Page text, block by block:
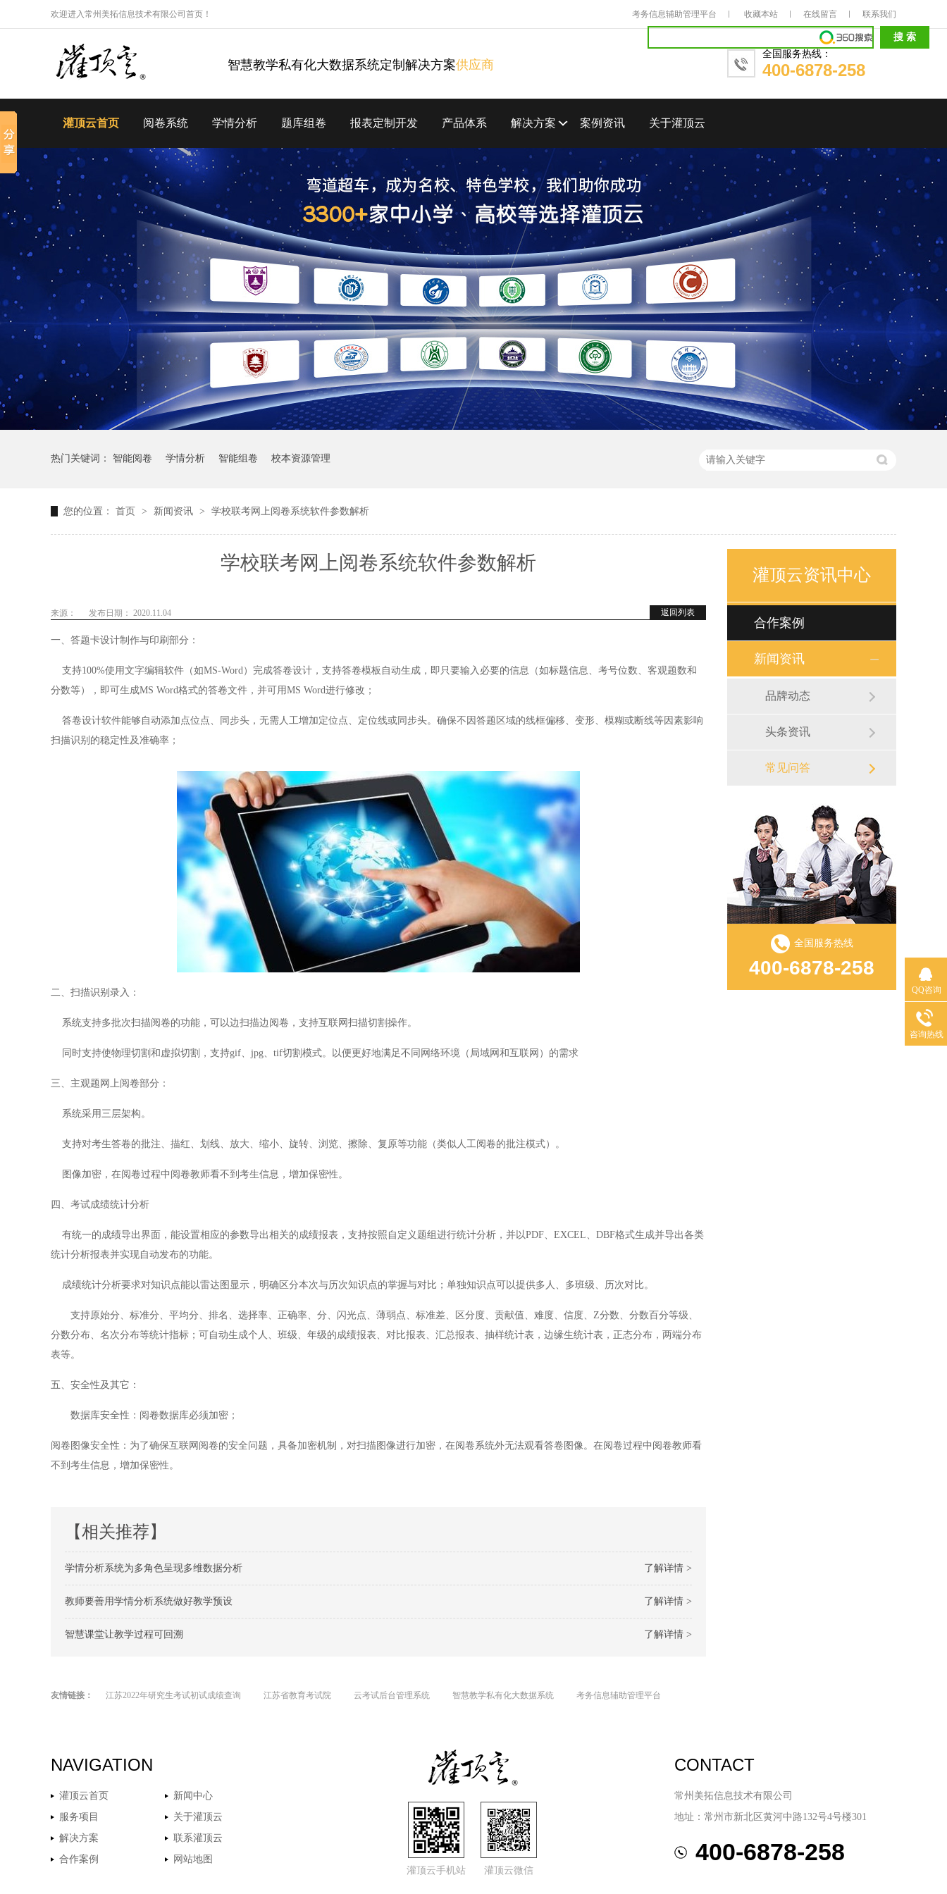
考务信息辅助管理平台 收藏本站 在线留言 联系我们
欢迎进入常州美拓信息技术有限公司首页！
智慧教学私有化大数据系统定制解决方案供应商
全国服务热线：
400-6878-258
灌顶云首页 阅卷系统 学情分析 题库组卷 报表定制开发 产品体系 解决方案 案例资讯 关于灌顶云
热门关键词： 智能阅卷 学情分析 智能组卷 校本资源管理
您的位置： 首页 > 新闻资讯 > 学校联考网上阅卷系统软件参数解析
学校联考网上阅卷系统软件参数解析
返回列表
来源： 发布日期： 2020.11.04
一、答题卡设计制作与印刷部分：
支持100%使用文字编辑软件（如MS-Word）完成答卷设计，支持答卷模板自动生成，即只要输入必要的信息（如标题信息、考号位数、客观题数和
分数等），即可生成MS Word格式的答卷文件，并可用MS Word进行修改；
答卷设计软件能够自动添加点位点、同步头，无需人工增加定位点、定位线或同步头。确保不因答题区域的线框偏移、变形、模糊或断线等因素影响
扫描识别的稳定性及准确率；
二、扫描识别录入：
系统支持多批次扫描阅卷的功能，可以边扫描边阅卷，支持互联网扫描切割操作。
同时支持使物理切割和虚拟切割，支持gif、jpg、tif切割模式。以便更好地满足不同网络环境（局域网和互联网）的需求
三、主观题网上阅卷部分：
系统采用三层架构。
支持对考生答卷的批注、描红、划线、放大、缩小、旋转、浏览、擦除、复原等功能（类似人工阅卷的批注模式）。
图像加密，在阅卷过程中阅卷教师看不到考生信息，增加保密性。
四、考试成绩统计分析
有统一的成绩导出界面，能设置相应的参数导出相关的成绩报表，支持按照自定义题组进行统计分析，并以PDF、EXCEL、DBF格式生成并导出各类
统计分析报表并实现自动发布的功能。
成绩统计分析要求对知识点能以雷达图显示，明确区分本次与历次知识点的掌握与对比；单独知识点可以提供多人、多班级、历次对比。
支持原始分、标准分、平均分、排名、选择率、正确率、分、闪光点、薄弱点、标准差、区分度、贡献值、难度、信度、 Z分数、分数百分等级、
分数分布、名次分布等统计指标；可自动生成个人、班级、年级的成绩报表、对比报表、汇总报表、抽样统计表，边缘生统计表，正态分布，两端分布
表等。
五、安全性及其它：
数据库安全性：阅卷数据库必须加密；
阅卷图像安全性：为了确保互联网阅卷的安全问题，具备加密机制，对扫描图像进行加密，在阅卷系统外无法观看答卷图像。在阅卷过程中阅卷教师看
不到考生信息，增加保密性。
【相关推荐】
了解详情 >
学情分析系统为多角色呈现多维数据分析
了解详情 >
教师要善用学情分析系统做好教学预设
了解详情 >
智慧课堂让教学过程可回溯
灌顶云资讯中心
合作案例
新闻资讯
品牌动态
头条资讯
常见问答
全国服务热线
400-6878-258
友情链接： 江苏2022年研究生考试初试成绩查询 江苏省教育考试院 云考试后台管理系统 智慧教学私有化大数据系统 考务信息辅助管理平台
NAVIGATION
灌顶云首页
新闻中心
服务项目
关于灌顶云
解决方案
联系灌顶云
合作案例
网站地图
灌顶云手机站
灌顶云微信
CONTACT
常州美拓信息技术有限公司
地址：常州市新北区黄河中路132号4号楼301
400-6878-258
QQ咨询
咨询热线